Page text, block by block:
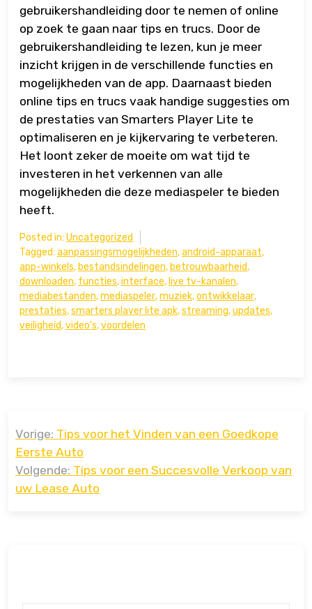
gebruikershandleiding door te nemen of online
op zoek te gaan naar tips en trucs. Door de
gebruikershandleiding te lezen, kun je meer
inzicht krijgen in de verschillende functies en
mogelijkheden van de app. Daarnaast bieden
online tips en trucs vaak handige suggesties om
de prestaties van Smarters Player Lite te
optimaliseren en je kijkervaring te verbeteren.
Het loont zeker de moeite om wat tijd te
investeren in het verkennen van alle
mogelijkheden die deze mediaspeler te bieden
heeft.
Posted in: Uncategorized
Tagged: aanpassingsmogelijkheden,android-apparaat,
app-winkels, bestandsindelingen, betrouwbaarheid,
downloaden, functies,interface, live tv-kanalen,
mediabestanden,mediaspeler,muziek,ontwikkelaar,
prestaties,smarters player lite apk,streaming,updates,
veiligheid,video's,voordelen
navigatie
Vorige: Tips voor het Vinden van een Goedkope
Eerste Auto
Volgende: Tips voor een Succesvolle Verkoop van
uw Lease Auto